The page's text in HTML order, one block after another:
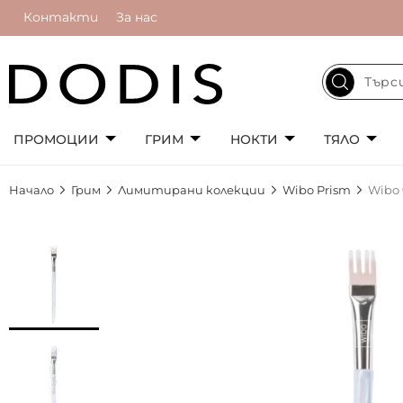
Контакти За нас
ПРОМОЦИИ ГРИМ НОКТИ ТЯЛО
Начало Грим Лимитирани колекции Wibo Prism Wibo
изображенията